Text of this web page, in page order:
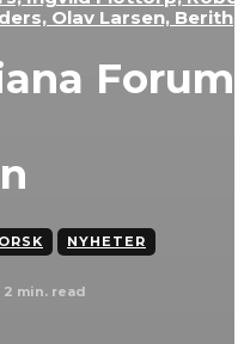
Forum
NYHETER
2 min. read
Olav Larsen, Berith